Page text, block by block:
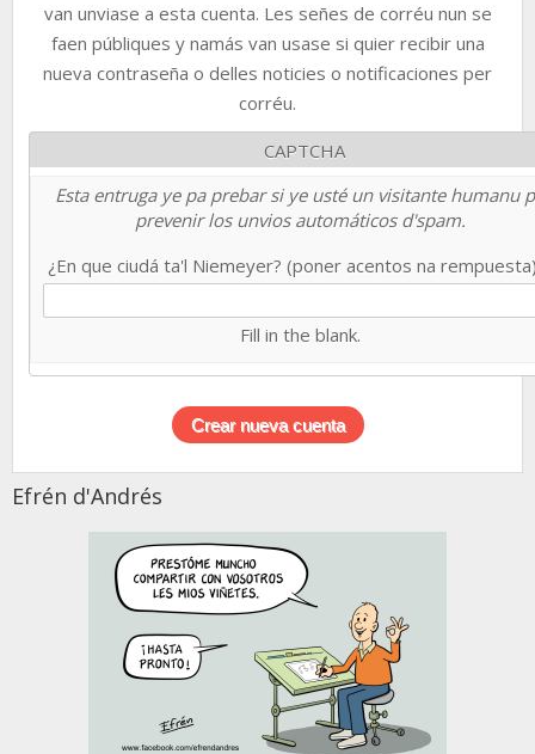
van unviase a esta cuenta. Les señes de corréu nun se
faen públiques y namás van usase si quier recibir una
nueva contraseña o delles noticies o notificaciones per
corréu.
CAPTCHA
Esta entruga ye pa prebar si ye usté un visitante humanu
prevenir los unvios automáticos d'spam.
¿En que ciudá ta'l Niemeyer? (poner acentos na
Fill in the blank.
Efrén d'Andrés